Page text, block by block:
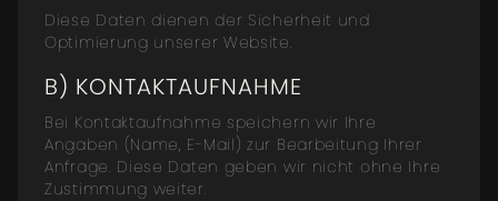
Diese Daten dienen der Sicherheit und
Optimierung unserer Website.
B) KONTAKTAUFNAHME
Bei Kontaktaufnahme speichern wir Ihre
Angaben (Name, E-Mail) zur Bearbeitung Ihrer
Anfrage. Diese Daten geben wir nicht ohne Ihre
Zustimmung weiter.